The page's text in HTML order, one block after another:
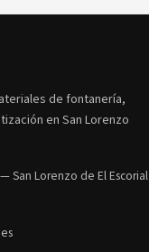
de fontanería,
en San Lorenzo
San Lorenzo de El Escorial